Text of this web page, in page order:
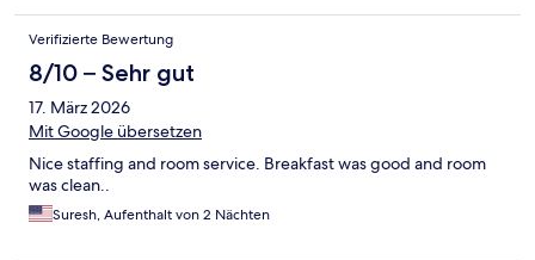
Verifizierte Bewertung
8/10 – Sehr gut
17. März 2026
Mit Google übersetzen
Nice staffing and room service. Breakfast was good and room
was clean..
Suresh, Aufenthalt von 2 Nächten